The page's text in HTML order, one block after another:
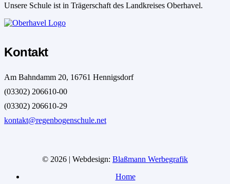
Unsere Schule ist in Trägerschaft des Landkreises Oberhavel.
Kontakt
Am Bahndamm 20, 16761 Hennigsdorf
(03302) 206610-00
(03302) 206610-29
kontakt@regenbogenschule.net
© 2026 | Webdesign: Blaßmann Werbegrafik
Home